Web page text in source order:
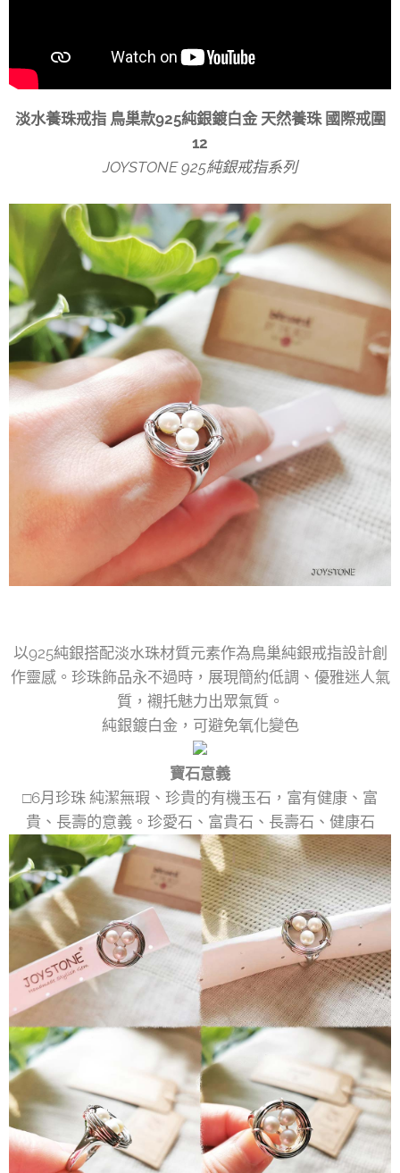
淡水養珠戒指 鳥巢款925純銀鍍白金 天然養珠 國際戒圍
12
JOYSTONE 925純銀戒指系列
以925純銀搭配淡水珠材質元素作為鳥巢純銀戒指設計創
作靈感。珍珠飾品永不過時，展現簡約低調、優雅迷人氣
質，襯托魅力出眾氣質。
純銀鍍白金，可避免氧化變色
寶石意義
□6月珍珠 純潔無瑕、珍貴的有機玉石，富有健康、富
貴、長壽的意義。珍愛石、富貴石、長壽石、健康石